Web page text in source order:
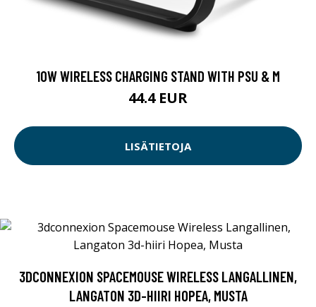
10W WIRELESS CHARGING STAND WITH PSU & M
44.4 EUR
LISÄTIETOJA
3DCONNEXION SPACEMOUSE WIRELESS LANGALLINEN,
LANGATON 3D-HIIRI HOPEA, MUSTA